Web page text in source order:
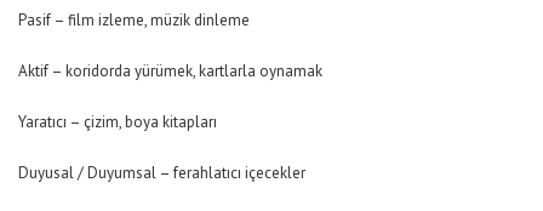
Pasif – film izleme, müzik dinleme
Aktif – koridorda yürümek, kartlarla oynamak
Yaratıcı – çizim, boya kitapları
Duyusal / Duyumsal – ferahlatıcı içecekler